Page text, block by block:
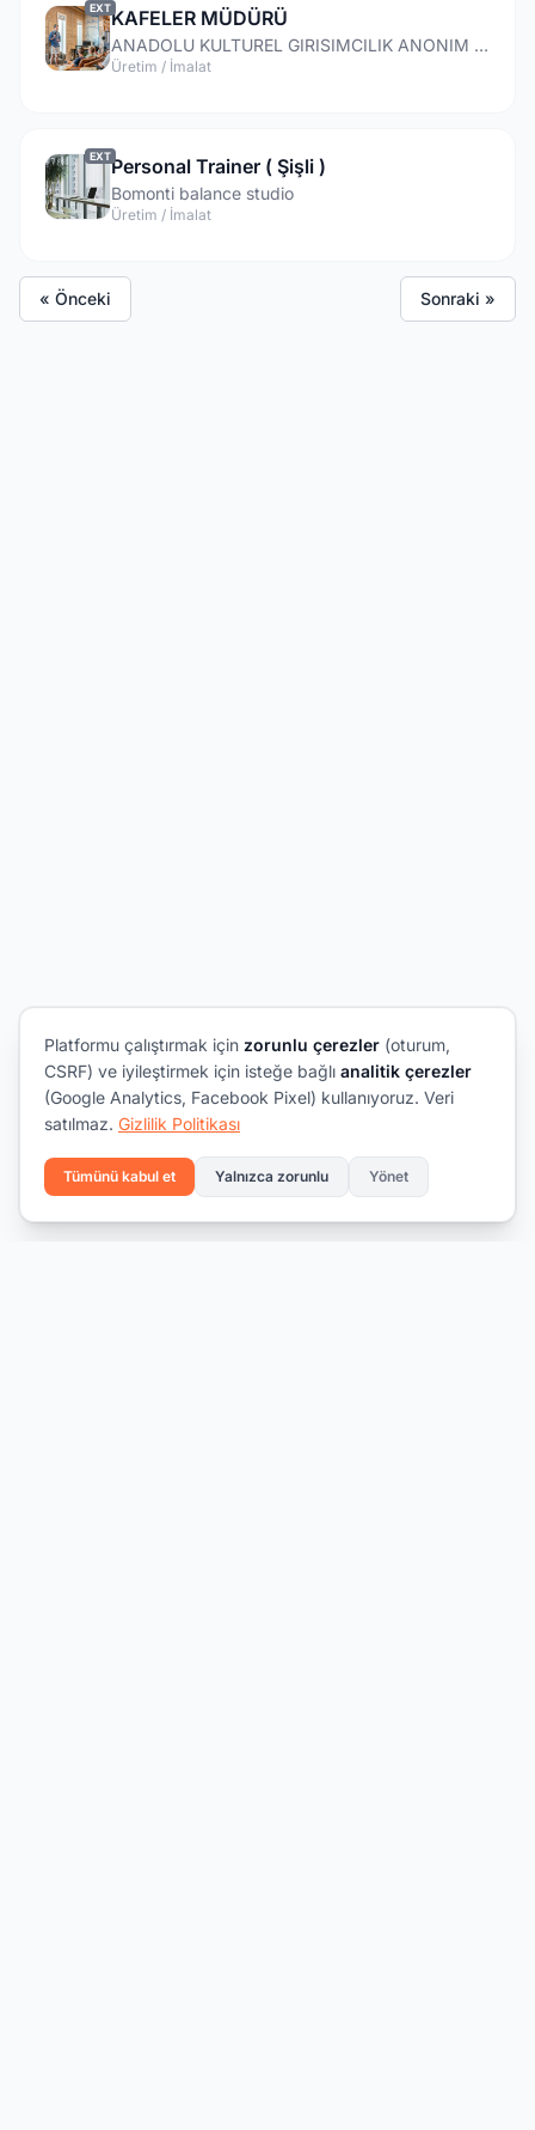
EXTKAFELER MÜDÜRÜ
ANADOLU KULTUREL GIRISIMCILIK ANONIM SIRKETI
Üretim / İmalat
EXTPersonal Trainer ( Şişli )
Bomonti balance studio
Üretim / İmalat
« Önceki Sonraki »
Platformu çalıştırmak için zorunlu çerezler (oturum,
CSRF) ve iyileştirmek için isteğe bağlı analitik çerezler
(Google Analytics, Facebook Pixel) kullanıyoruz. Veri
satılmaz. Gizlilik Politikası
Tümünü kabul et Yalnızca zorunlu Yönet